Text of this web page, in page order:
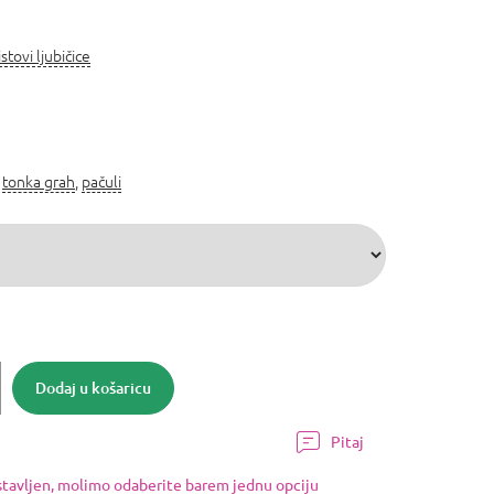
Dodaj u košaricu
ljubičice
tonka grah pačuli
Pitaj
molimo odaberite barem jednu opciju